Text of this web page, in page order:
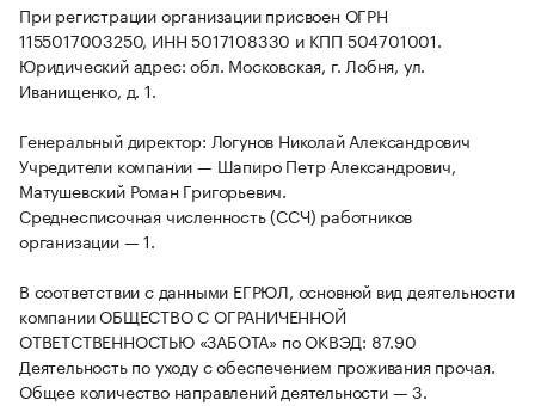
При регистрации организации присвоен ОГРН
1155017003250, ИНН 5017108330 и КПП 504701001.
Юридический адрес: обл. Московская, г. Лобня, ул.
Иванищенко, д. 1.
Генеральный директор: Логунов Николай Александрович
Учредители компании — Шапиро Петр Александрович,
Матушевский Роман Григорьевич.
Среднесписочная численность (ССЧ) работников
организации — 1.
В соответствии с данными ЕГРЮЛ, основной вид деятельности
компании ОБЩЕСТВО С ОГРАНИЧЕННОЙ
ОТВЕТСТВЕННОСТЬЮ «ЗАБОТА» по ОКВЭД: 87.90
Деятельность по уходу с обеспечением проживания прочая.
Общее количество направлений деятельности — 3.